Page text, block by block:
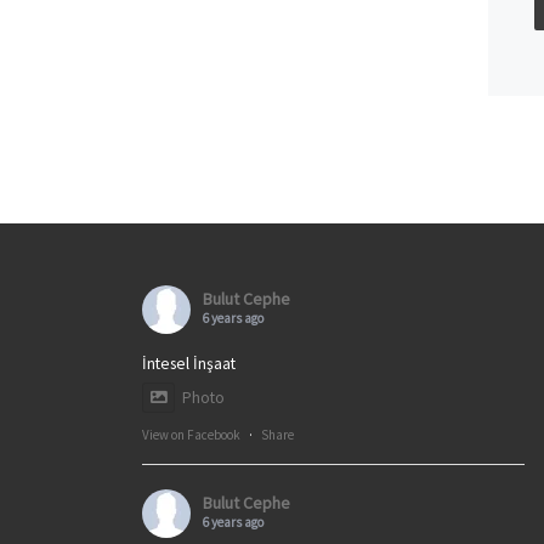
Bulut Cephe
6 years ago
İntesel İnşaat
Photo
View on Facebook · Share
Bulut Cephe
6 years ago